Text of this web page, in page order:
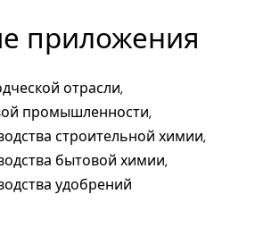
приложения
отрасли,
промышленности,
строительной химии,
бытовой химии,
удобрений